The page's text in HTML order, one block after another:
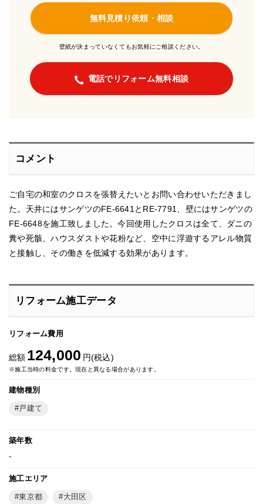
無料見積り依頼・相談
壁紙が決まっていなくてもお気軽にご相談ください。
電話でリフォーム無料相談
コメント
ご自宅の和室のクロスを張替えたいとお問い合わせいただきまし
た。天井にはサンゲツのFE-6641とRE-7791、壁にはサンゲツの
FE-6648を施工致しました。今回使用したクロスは全て、ダニの
糞や死骸、ハウスダストや花粉など、空中に浮遊するアレル物質
と接触し、その働きを低減する効果があります。
リフォーム施工データ
リフォーム費用
総額 124,000 円(税込)
※施工当時の料金です。現在と異なる場合があります。
建物種別
戸建て
築年数
-
施工エリア
東京都 大田区